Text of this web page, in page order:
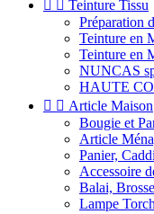
  Teinture Tissu
Préparation
Teinture en
Teinture en
NUNCAS
HAUTE
  Article Maison
Bougie et
Article
Panier,
Accessoire
Balai,
Lampe